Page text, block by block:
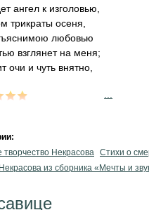
ангел к изголовью,
трикраты осеня,
любовью
взглянет на меня;
очи и чуть внятно,
творчество Некрасова Стихи о
из сборника «Мечты и